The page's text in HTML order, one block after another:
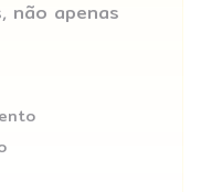
não apenas